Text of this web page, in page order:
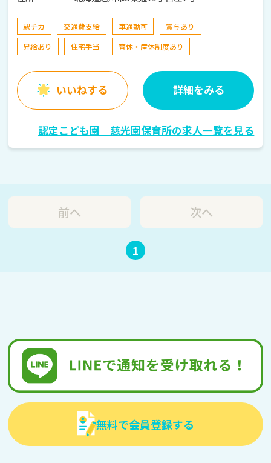
駅チカ 交通費支給 車通勤可
賞与あり
昇給あり
住宅手当 育休・産休制度あり
いいねする 詳細をみる
認定こども園 慈光園保育所の求人一覧を見る
前へ
1
次へ
無料で会員登録する